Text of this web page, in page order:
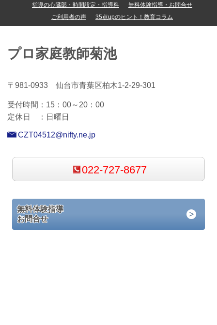
指導の心臓部・時間設定・指導料
無料体験指導・お問合せ
ご利用者の声
35点upのヒント！教育コラム
プロ家庭教師菊池
〒981-0933 仙台市青葉区柏木1-2-29-301
受付時間：15 ：00～20：00
定休日 ： 日曜日
CZT04512@nifty.ne.jp
022-727-8677
無料体験指導
お問合せ